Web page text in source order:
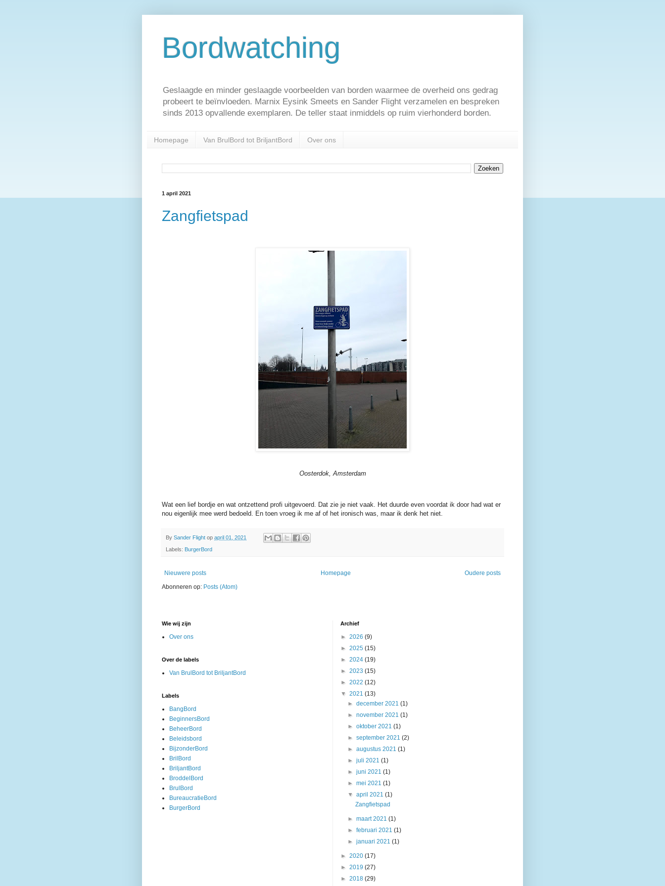
Bordwatching
Geslaagde en minder geslaagde voorbeelden van borden waarmee de overheid ons gedrag
probeert te beïnvloeden. Marnix Eysink Smeets en Sander Flight verzamelen en bespreken
sinds 2013 opvallende exemplaren. De teller staat inmiddels op ruim vierhonderd borden.
Homepage Van BrulBord tot BriljantBord Over ons
1 april 2021
Zangfietspad
Oosterdok, Amsterdam
Wat een lief bordje en wat ontzettend profi uitgevoerd. Dat zie je niet vaak. Het duurde even voordat ik door had wat er
nou eigenlijk mee werd bedoeld. En toen vroeg ik me af of het ironisch was, maar ik denk het niet.
By Sander Flight op april 01, 2021
Labels: BurgerBord
Nieuwere posts Oudere posts
Homepage
Abonneren op: Posts (Atom)
Wie wij zijn
Over ons
Over de labels
Van BrulBord tot BriljantBord
Labels
BangBord
BeginnersBord
BeheerBord
Beleidsbord
BijzonderBord
BrilBord
BriljantBord
BroddelBord
BrulBord
BureaucratieBord
BurgerBord
Archief
► 2026 (9)
► 2025 (15)
► 2024 (19)
► 2023 (15)
► 2022 (12)
▼ 2021 (13)
►december 2021(1)
►november 2021(1)
►oktober 2021(1)
►september 2021(2)
►augustus 2021(1)
►juli 2021(1)
►juni 2021(1)
►mei 2021(1)
▼april 2021(1)
Zangfietspad
►maart 2021(1)
►februari 2021(1)
►januari 2021(1)
► 2020 (17)
► 2019 (27)
► 2018 (29)